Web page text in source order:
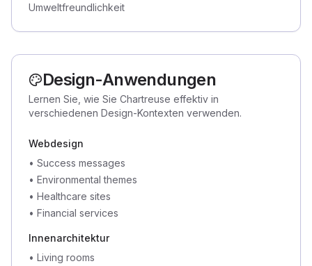
Umweltfreundlichkeit
Design-Anwendungen
Lernen Sie, wie Sie Chartreuse effektiv in
verschiedenen Design-Kontexten verwenden.
Webdesign
• Success messages
• Environmental themes
• Healthcare sites
• Financial services
Innenarchitektur
• Living rooms